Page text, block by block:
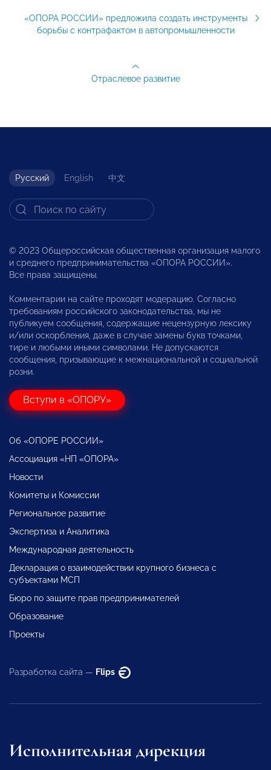
«ОПОРА РОССИИ» предложила создать инструменты
борьбы с контрафактом в автопромышленности
Отраслевое развитие
Русский English 中文
© 2023 Общероссийская общественная организация малого
и среднего предпринимательства «ОПОРА РОССИИ».
Все права защищены.
Комментарии на сайте проходят модерацию. Согласно
требованиям российского законодательства, мы не
публикуем сообщения, содержащие нецензурную лексику
и/или оскорбления, даже в случае замены букв точками,
тире и любыми иными символами. Не допускаются
сообщения, призывающие к межнациональной и социальной
розни.
Вступи в «ОПОРУ»
Об «ОПОРЕ РОССИИ»
Ассоциация «НП «ОПОРА»
Новости
Комитеты и Комиссии
Региональное развитие
Экспертиза и Аналитика
Международная деятельность
Декларация о взаимодействии крупного бизнеса с
субъектами МСП
Бюро по защите прав предпринимателей
Образование
Проекты
Разработка сайта — Flips
Исполнительная дирекция